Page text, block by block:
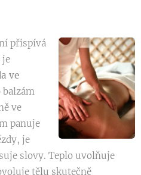
přispívá
je
ve
balzám
ve
panuje
je
slovy. Teplo uvolňuje
tělu skutečně